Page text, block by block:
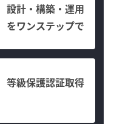
設計・構築・運用
をワンステップで
等級保護認証取得